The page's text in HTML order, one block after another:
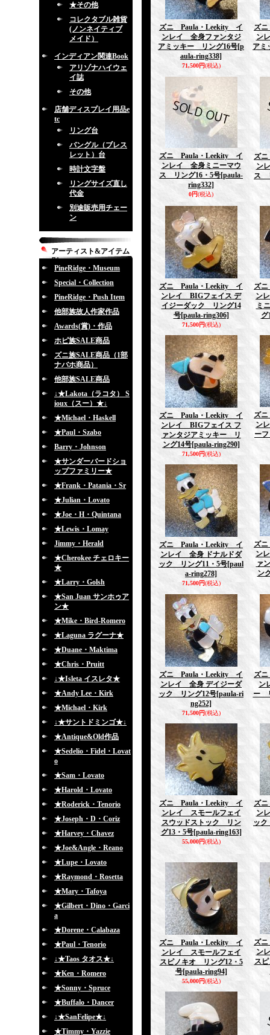
★その他
コレクタブル雑貨
(ノンネイティブ
メイド）
インディアン関連Book
アリゾナハイウェ
イ誌
その他
店舗ディスプレイ用品e
tc
リング台
バングル（ブレス
レット）台
時計文字盤
リングサイズ直し
代金
別途販売用チェー
ン
アーティスト&アイテム
別
PineRidge・Museum
Special・Collection
PineRidge・Push Item
他部族故人作家作品
Awards(賞)・作品
ホピ族SALE商品
ズニ族SALE商品（1部
ナバホ商品）
他部族SALE商品
↓★Lakota（ラコタ） S
ioux（スー）★↓
★Michael・Haskell
★Paul・Szabo
Barry・Johnson
★サンダーバードショ
ップファミリー★
★Frank・Patania・Sr
★Julian・Lovato
★Joe・H・Quintana
★Lewis・Lomay
Jimmy・Herald
★Cherokee チェロキー
★
★Larry・Golsh
★San Juan サンホゥア
ン★
★Mike・Bird-Romero
★Laguna ラグーナ★
★Duane・Maktima
★Chris・Pruitt
↓★Isleta イスレタ★
★Andy Lee・Kirk
★Michael・Kirk
↓★サントドミンゴ★↓
★Antique&Old作品
★Sedelio・Fidel・Lovat
o
★Sam・Lovato
★Harold・Lovato
★Roderick・Tenorio
★Joseph・D・Coriz
★Harvey・Chavez
★Joe&Angle・Reano
★Lupe・Lovato
★Raymond・Rosetta
★Mary・Tafoya
★Gilbert・Dino・Garci
a
★Dorene・Calabaza
★Paul・Tenorio
↓★Taos タオス★↓
★Ken・Romero
★Sonny・Spruce
★Buffalo・Dancer
↓★SanFelipe★↓
★Timmy・Yazzie
ズニ Paula・Leekity イ
ンレイ 全身ファンタジ
アミッキー リング16号[p
aula-ring338]
71,500円(税込)
ズ
ン
アミ
ズニ Paula・Leekity イ
ンレイ 全身ミニーマウ
ス リング16・5号[paula-
ring332]
0円(税込)
ズ
ン
ス
ズニ Paula・Leekity イ
ンレイ BIGフェイス デ
イジーダック リング14
号[paula-ring306]
71,500円(税込)
ズ
ン
ミ
グ
ズニ Paula・Leekity イ
ンレイ BIGフェイス フ
ァンタジアミッキー リ
ング14号[paula-ring290]
71,500円(税込)
ズ
ン
ー
ズニ Paula・Leekity イ
ンレイ 全身 ドナルドダ
ック リング11・5号[paul
a-ring278]
71,500円(税込)
ズ
ン
ァ
ン
ズニ Paula・Leekity イ
ンレイ 全身 デイジーダ
ック リング12号[paula-ri
ng252]
71,500円(税込)
ズ
ン
ー
ズニ Paula・Leekity イ
ンレイ スモールフェイ
スウッドストック リン
グ13・5号[paula-ring163]
55,000円(税込)
ズ
ン
ッ
ズニ Paula・Leekity イ
ンレイ スモールフェイ
スピノキオ リング12・5
号[paula-ring94]
55,000円(税込)
ズ
ン
ス